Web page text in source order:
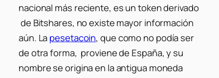
nacional más reciente, es un token derivado
de Bitshares, no existe mayor información
aún. Lapesetacoin, que como no podía ser
de otra forma, proviene de España, y su
nombre se origina en la antigua moneda